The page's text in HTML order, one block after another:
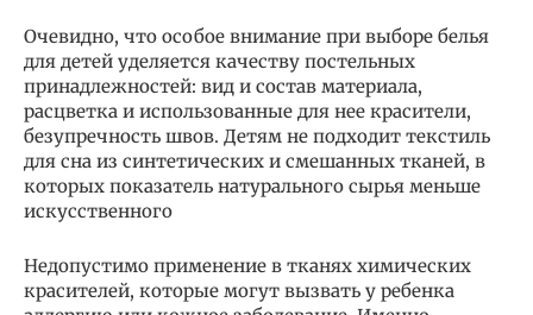
Очевидно, что особое внимание при выборе белья
для детей уделяется качеству постельных
принадлежностей: вид и состав материала,
расцветка и использованные для нее красители,
безупречность швов. Детям не подходит текстиль
для сна из синтетических и смешанных тканей, в
которых показатель натурального сырья меньше
искусственного
Недопустимо применение в тканях химических
красителей, которые могут вызвать у ребенка